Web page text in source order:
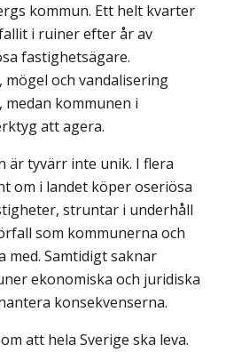
kommun. Ett helt kvarter
i ruiner efter år av
fastighetsägare.
och vandalisering
kommunen i
att agera.
är tyvärr inte unik. I flera
om i landet köper oseriösa
struntar i underhåll
som kommunerna och
med. Samtidigt saknar
ekonomiska och juridiska
konsekvenserna.
att hela Sverige ska leva.